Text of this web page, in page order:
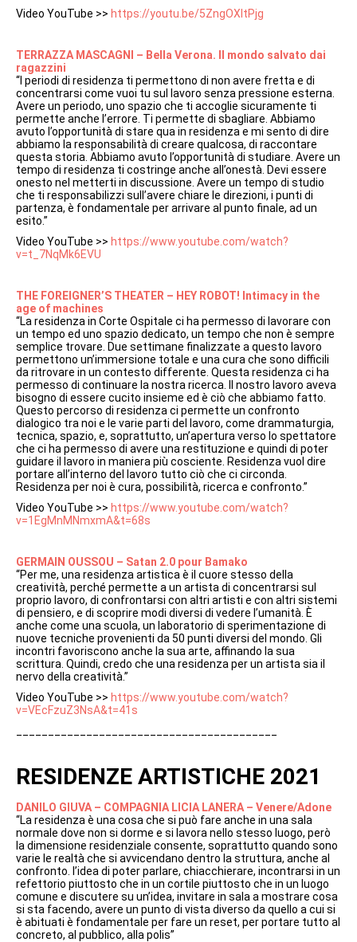
Video YouTube >> https://youtu.be/5ZngOXItPjg
TERRAZZA MASCAGNI – Bella Verona. Il mondo salvato dai
ragazzini
“I periodi di residenza ti permettono di non avere fretta e di
concentrarsi come vuoi tu sul lavoro senza pressione esterna.
Avere un periodo, uno spazio che ti accoglie sicuramente ti
permette anche l’errore. Ti permette di sbagliare. Abbiamo
avuto l’opportunità di stare qua in residenza e mi sento di dire
abbiamo la responsabilità di creare qualcosa, di raccontare
questa storia. Abbiamo avuto l’opportunità di studiare. Avere un
tempo di residenza ti costringe anche all’onestà. Devi essere
onesto nel metterti in discussione. Avere un tempo di studio
che ti responsabilizzi sull’avere chiare le direzioni, i punti di
partenza, è fondamentale per arrivare al punto finale, ad un
esito.”
Video YouTube >> https://www.youtube.com/watch?
v=t_7NqMk6EVU
THE FOREIGNER’S THEATER – HEY ROBOT! Intimacy in the
age of machines
“La residenza in Corte Ospitale ci ha permesso di lavorare con
un tempo ed uno spazio dedicato, un tempo che non è sempre
semplice trovare. Due settimane finalizzate a questo lavoro
permettono un’immersione totale e una cura che sono difficili
da ritrovare in un contesto differente. Questa residenza ci ha
permesso di continuare la nostra ricerca. Il nostro lavoro aveva
bisogno di essere cucito insieme ed è ciò che abbiamo fatto.
Questo percorso di residenza ci permette un confronto
dialogico tra noi e le varie parti del lavoro, come drammaturgia,
tecnica, spazio, e, soprattutto, un’apertura verso lo spettatore
che ci ha permesso di avere una restituzione e quindi di poter
guidare il lavoro in maniera più cosciente. Residenza vuol dire
portare all’interno del lavoro tutto ciò che ci circonda.
Residenza per noi è cura, possibilità, ricerca e confronto.”
Video YouTube >> https://www.youtube.com/watch?
v=1EgMnMNmxmA&t=68s
GERMAIN OUSSOU – Satan 2.0 pour Bamako
“Per me, una residenza artistica è il cuore stesso della
creatività, perché permette a un artista di concentrarsi sul
proprio lavoro, di confrontarsi con altri artisti e con altri sistemi
di pensiero, e di scoprire modi diversi di vedere l’umanità. È
anche come una scuola, un laboratorio di sperimentazione di
nuove tecniche provenienti da 50 punti diversi del mondo. Gli
incontri favoriscono anche la sua arte, affinando la sua
scrittura. Quindi, credo che una residenza per un artista sia il
nervo della creatività.”
Video YouTube >> https://www.youtube.com/watch?
v=VEcFzuZ3NsA&t=41s
RESIDENZE ARTISTICHE 2021
DANILO GIUVA – COMPAGNIA LICIA LANERA – Venere/Adone
“La residenza è una cosa che si può fare anche in una sala
normale dove non si dorme e si lavora nello stesso luogo, però
la dimensione residenziale consente, soprattutto quando sono
varie le realtà che si avvicendano dentro la struttura, anche al
confronto. l’idea di poter parlare, chiacchierare, incontrarsi in un
refettorio piuttosto che in un cortile piuttosto che in un luogo
comune e discutere su un’idea, invitare in sala a mostrare cosa
si sta facendo, avere un punto di vista diverso da quello a cui si
è abituati è fondamentale per fare un reset, per portare tutto al
concreto, al pubblico, alla polis”